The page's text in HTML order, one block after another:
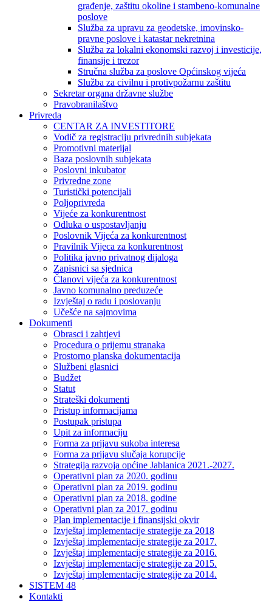
građenje, zaštitu okoline i stambeno-komunalne
poslove
Služba za upravu za geodetske, imovinsko-
pravne poslove i katastar nekretnina
Služba za lokalni ekonomski razvoj i investicije,
finansije i trezor
Stručna služba za poslove Općinskog vijeća
Služba za civilnu i protivpožarnu zaštitu
Sekretar organa državne službe
Pravobranilaštvo
Privreda
CENTAR ZA INVESTITORE
Vodič za registraciju privrednih subjekata
Promotivni materijal
Baza poslovnih subjekata
Poslovni inkubator
Privredne zone
Turistički potencijali
Poljoprivreda
Vijeće za konkurentnost
Odluka o uspostavljanju
Poslovnik Vijeća za konkurentnost
Pravilnik Vijeca za konkurentnost
Politika javno privatnog dijaloga
Zapisnici sa sjednica
Članovi vijeća za konkurentnost
Javno komunalno preduzeće
Izvještaj o radu i poslovanju
Učešće na sajmovima
Dokumenti
Obrasci i zahtjevi
Procedura o prijemu stranaka
Prostorno planska dokumentacija
Službeni glasnici
Budžet
Statut
Strateški dokumenti
Pristup informacijama
Postupak pristupa
Upit za informaciju
Forma za prijavu sukoba interesa
Forma za prijavu slučaja korupcije
Strategija razvoja općine Jablanica 2021.-2027.
Operativni plan za 2020. godinu
Operativni plan za 2019. godinu
Operativni plan za 2018. godine
Operativni plan za 2017. godinu
Plan implementacije i finansijski okvir
Izvještaj implementacije strategije za 2018
Izvještaj implementacije strategije za 2017.
Izvještaj implementacije strategije za 2016.
Izvještaj implementacije strategije za 2015.
Izvještaj implementacije strategije za 2014.
SISTEM 48
Kontakti